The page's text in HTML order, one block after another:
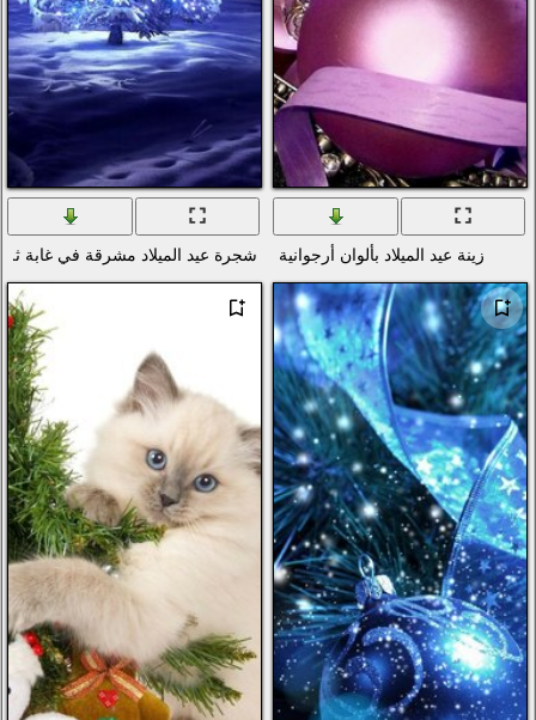
شجرة عيد الميلاد مشرقة في غابة ثلجية